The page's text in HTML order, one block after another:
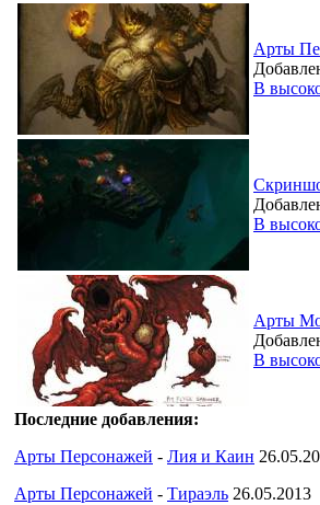
Арты
В
В
Арты
В
Последние добавления:
Арты Персонажей - Лия и Каин
Арты Персонажей - Тираэль 26.05.2013